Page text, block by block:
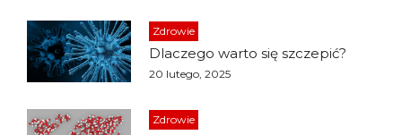
Zdrowie
Dlaczego warto się szczepić?
20 lutego, 2025
Zdrowie